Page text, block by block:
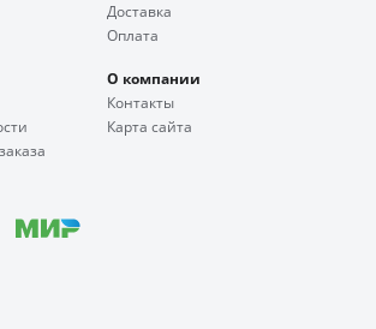
Доставка
Оплата
О компании
Контакты
Карта сайта